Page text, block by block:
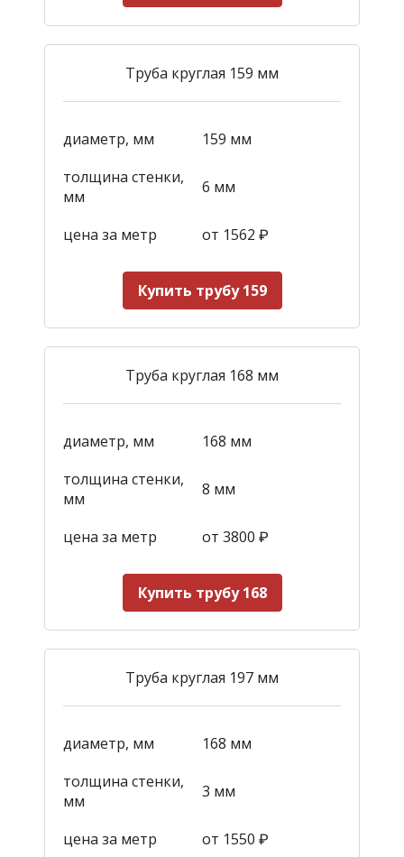
Труба круглая 159 мм
диаметр, мм
159 мм
толщина стенки,
мм
6 мм
цена за метр от 1562 ₽
Купить трубу 159
Труба круглая 168 мм
диаметр, мм
168 мм
толщина стенки,
мм
8 мм
цена за метр от 3800 ₽
Купить трубу 168
Труба круглая 197 мм
диаметр, мм
168 мм
толщина стенки,
мм
3 мм
цена за метр от 1550 ₽